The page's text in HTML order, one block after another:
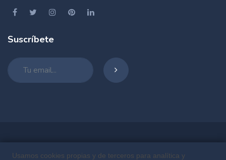
Usamos cookies propias y de terceros para analítica y
Suscríbete